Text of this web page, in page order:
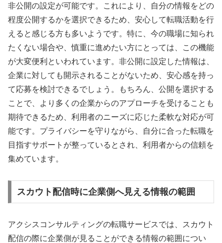
非公開の設定が可能です。これにより、自分の情報をどの
程度公開するかを選択できるため、安心して転職活動を行
えると感じる方も多いようです。特に、今の職場に知られ
たくない場合や、慎重に進めたい方にとっては、この機能
が大変便利といわれています。非公開に設定した情報は、
企業に対しても開示されることがないため、安心感を持っ
て応募を検討できるでしょう。もちろん、公開を選択する
ことで、より多くの企業からのアプローチを受けることも
期待できるため、利用者のニーズに応じた柔軟な対応が可
能です。プライバシーを守りながら、自分に合った転職を
目指すサポートが整っているとされ、利用者からの信頼を
集めています。
スカウト配信時に企業側へ見える情報の範囲
アクシスコンサルティングの転職サービスでは、スカウト
配信の際に企業側が見ることができる情報の範囲につい